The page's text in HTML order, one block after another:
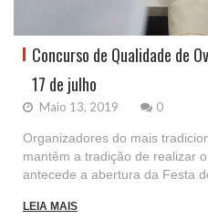
Concurso de Qualidade de
17 de julho
Maio 13, 2019 0
Organizadores do mais
mantêm a tradição de realizar
antecede a abertura da Festa
LEIA MAIS